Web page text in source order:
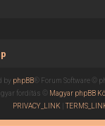
by phpBB® Forum Software ©
fordítás © Magyar phpBB
PRIVACY_LINK |